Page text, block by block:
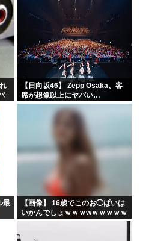
【日向坂46】 Zepp Osaka、客
席が想像以上にヤバい…
最
【画像】 16歳でこのお◯ぱいは
いかんでしょｗｗｗwｗｗｗｗｗ
ｗｗｗ❤